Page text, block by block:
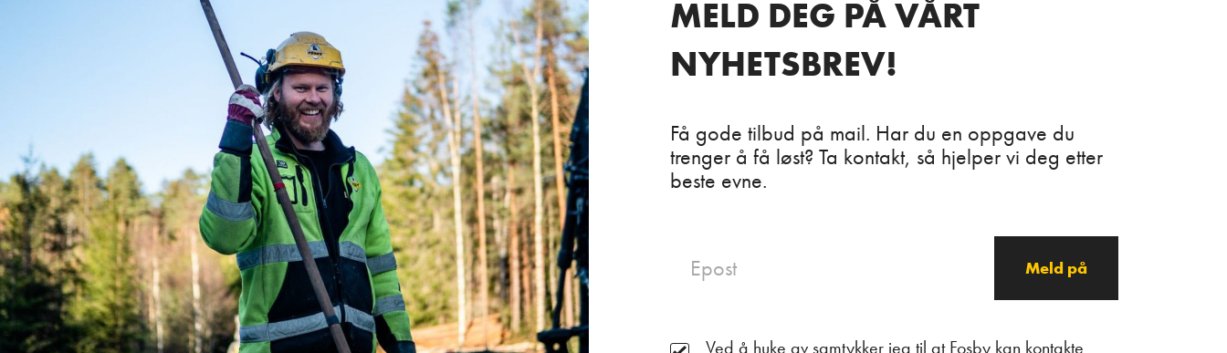
MELD DEG PÅ VÅRT
NYHETSBREV!
Få gode tilbud på mail. Har du en oppgave du
trenger å få løst? Ta kontakt, så hjelper vi deg etter
beste evne.
Ved å huke av samtykker jeg til at Fosby kan kontakte